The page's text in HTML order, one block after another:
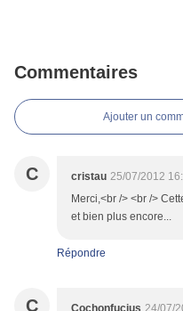
Commentaires
Ajouter un
C cristau 25/07/2012
Merci,<br /> <br />
et bien plus encore...
Répondre
C Cochonfucius 24/07/